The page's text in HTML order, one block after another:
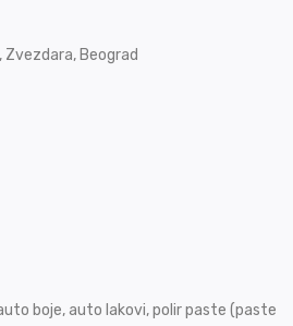
Beograd
boje, auto lakovi, polir paste (paste